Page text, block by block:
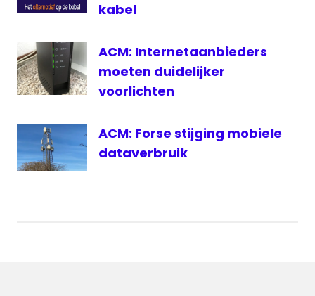
kabel
ACM: Internetaanbieders
moeten duidelijker
voorlichten
ACM: Forse stijging mobiele
dataverbruik